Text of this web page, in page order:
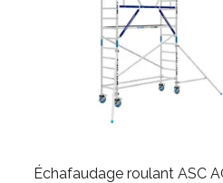
Échafaudage roulant ASC